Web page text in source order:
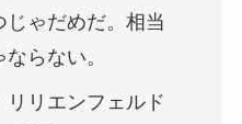
ゃだめだ。相当
らない。
リエンフェルド